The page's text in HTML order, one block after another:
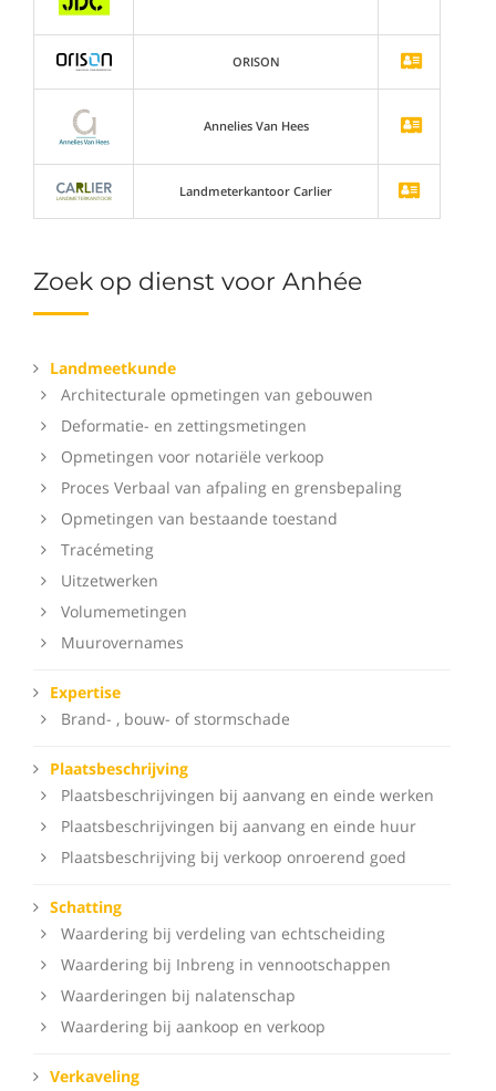
Zoek op dienst voor Anhée
Landmeetkunde
Architecturale opmetingen van gebouwen
Deformatie- en zettingsmetingen
Opmetingen voor notariële verkoop
Proces Verbaal van afpaling en grensbepaling
Opmetingen van bestaande toestand
Tracémeting
Uitzetwerken
Volumemetingen
Muurovernames
Expertise
Brand- , bouw- of stormschade
Plaatsbeschrijving
Plaatsbeschrijvingen bij aanvang en einde werken
Plaatsbeschrijvingen bij aanvang en einde huur
Plaatsbeschrijving bij verkoop onroerend goed
Schatting
Waardering bij verdeling van echtscheiding
Waardering bij Inbreng in vennootschappen
Waarderingen bij nalatenschap
Waardering bij aankoop en verkoop
Verkaveling
ORISON
Annelies Van Hees
Landmeterkantoor Carlier